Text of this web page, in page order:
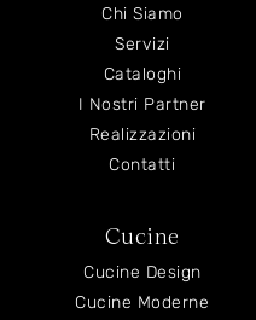
Chi Siamo
Servizi
Cataloghi
I Nostri Partner
Realizzazioni
Contatti
Cucine
Cucine Design
Cucine Moderne